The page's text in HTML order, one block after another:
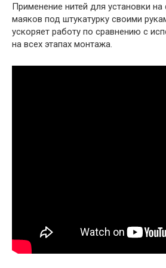
Применение нитей для установки
маяков под штукатурку своими
ускоряет работу по сравнению с
на всех этапах монтажа.